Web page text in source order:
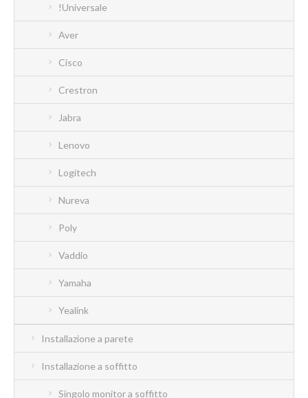
!Universale
Aver
Cisco
Crestron
Jabra
Lenovo
Logitech
Nureva
Poly
Vaddio
Yamaha
Yealink
Installazione a parete
Installazione a soffitto
Singolo monitor a soffitto